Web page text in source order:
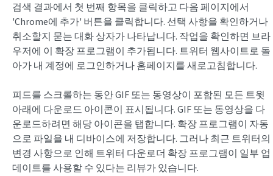
검색 결과에서 첫 번째 항목을 클릭하고 다음 페이지에서
'Chrome에 추가' 버튼을 클릭합니다. 선택 사항을 확인하거나
취소할지 묻는 대화 상자가 나타납니다. 작업을 확인하면 브라
우저에 이 확장 프로그램이 추가됩니다. 트위터 웹사이트로 돌
아가 내 계정에 로그인하거나 홈페이지를 새로고침합니다.
피드를 스크롤하는 동안 GIF 또는 동영상이 포함된 모든 트윗
아래에 다운로드 아이콘이 표시됩니다. GIF 또는 동영상을 다
운로드하려면 해당 아이콘을 탭합니다. 확장 프로그램이 자동
으로 파일을 내 디바이스에 저장합니다. 그러나 최근 트위터의
변경 사항으로 인해 트위터 다운로더 확장 프로그램이 일부 업
데이트를 사용할 수 있다는 리뷰가 있습니다.